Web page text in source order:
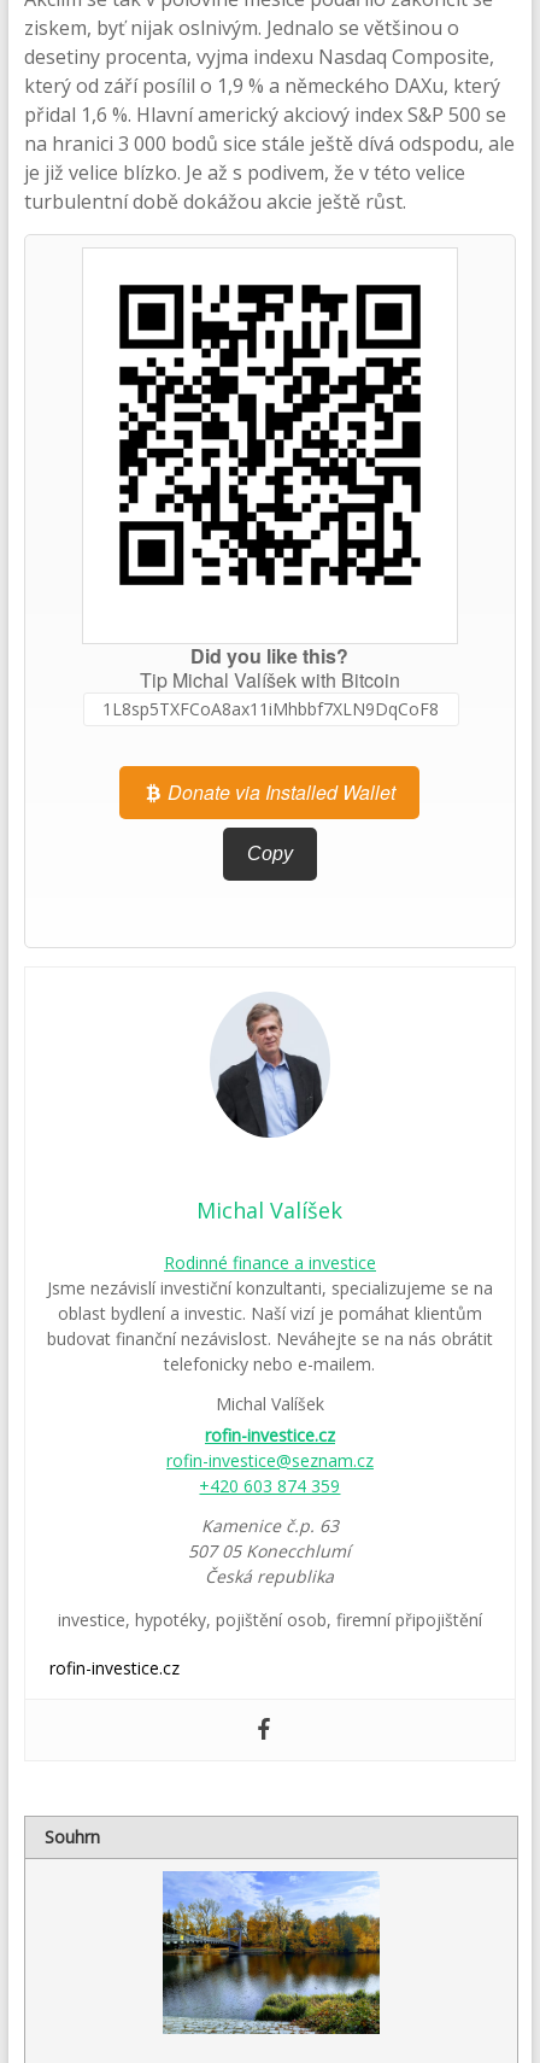
ziskem, byť nijak oslnivým. Jednalo se většinou o
desetiny procenta, vyjma indexu Nasdaq Composite,
který od září posílil o 1,9 % a německého DAXu, který
přidal 1,6 %. Hlavní americký akciový index S&P 500 se
na hranici 3 000 bodů sice stále ještě dívá odspodu, ale
je již velice blízko. Je až s podivem, že v této velice
turbulentní době dokážou akcie ještě růst.
Did you like this?
Tip Michal Valíšek with Bitcoin
Donate via Installed Wallet
Copy
Michal Valíšek
Rodinné finance a investice
Jsme nezávislí investiční konzultanti, specializujeme se na
oblast bydlení a investic. Naší vizí je pomáhat klientům
budovat finanční nezávislost. Neváhejte se na nás obrátit
telefonicky nebo e-mailem.
Michal Valíšek
rofin-investice.cz
rofin-investice@seznam.cz
+420 603 874 359
Kamenice č.p. 63
507 05 Konecchlumí
Česká republika
investice, hypotéky, pojištění osob, firemní připojištění
rofin-investice.cz
Souhrn